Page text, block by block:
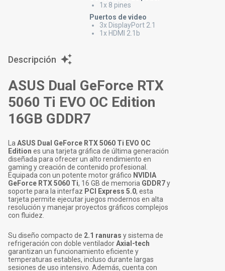
1x 8 pines
Puertos de video
3x DisplayPort 2.1
1x HDMI 2.1b
Descripción
ASUS Dual GeForce RTX
5060 Ti EVO OC Edition
16GB GDDR7
La ASUS Dual GeForce RTX 5060 Ti EVO OC
Edition es una tarjeta gráfica de última generación
diseñada para ofrecer un alto rendimiento en
gaming y creación de contenido profesional.
Equipada con un potente motor gráfico NVIDIA
GeForce RTX 5060 Ti, 16 GB de memoria GDDR7y
soporte para la interfaz PCI Express 5.0, esta
tarjeta permite ejecutar juegos modernos en alta
resolución y manejar proyectos gráficos complejos
con fluidez.
Su diseño compacto de 2.1 ranuras y sistema de
refrigeración con doble ventiladorAxial-tech
garantizan un funcionamiento eficiente y
temperaturas estables, incluso durante largas
sesiones de uso intensivo. Además, cuenta con